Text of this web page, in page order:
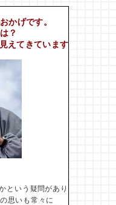
かげです。
？
えてきています
という疑問があり
思いも常々に